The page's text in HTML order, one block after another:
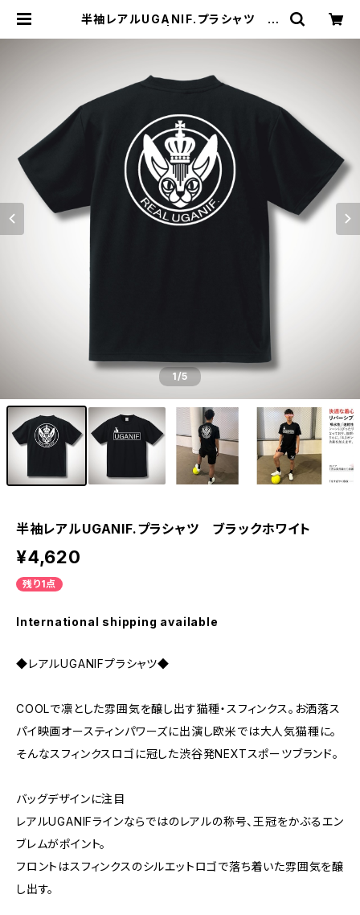
半袖レアルUGANIF.プラシャツ ブ
1/5
半袖レアルUGANIF.プラシャツ ブラックホワイト
¥4,620
残り1点
International shipping available
◆レアルUGANIFプラシャツ◆
COOLで凛とした雰囲気を醸し出す猫種・スフィンクス。お洒落ス
パイ映画オースティンパワーズに出演し欧米では大人気猫種に。
そんなスフィンクスロゴに冠した渋谷発NEXTスポーツブランド｡
バッグデザインに注目
レアルUGANIFラインならではのレアルの称号、王冠をかぶるエン
ブレムがポイント。
フロントはスフィンクスのシルエットロゴで落ち着いた雰囲気を醸
し出す。